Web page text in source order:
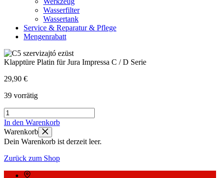
Wasserfilter
Wassertank
Service & Reparatur & Pflege
Mengenrabatt
Klapptüre Platin für Jura Impressa C / D Serie
29,90 €
39 vorrätig
Klapptüre
Platin
für
Jura
Impressa
C
/
D
In den Warenkorb
Warenkorb
Dein Warenkorb ist derzeit leer.
Zurück zum Shop